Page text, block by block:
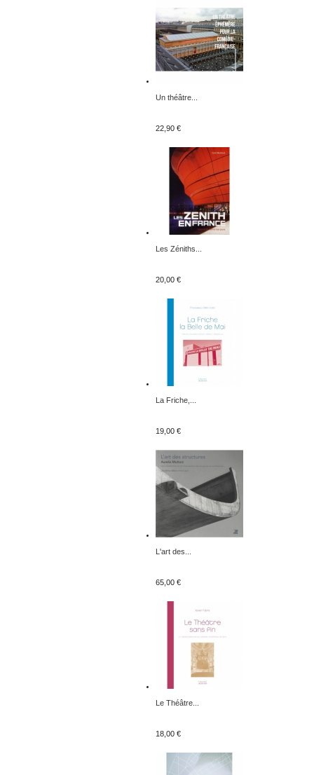
Un théâtre...
22,90 €
Les Zéniths...
20,00 €
La Friche,...
19,00 €
L'art des...
65,00 €
Le Théâtre...
18,00 €